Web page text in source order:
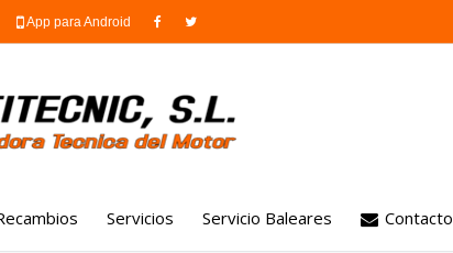
App para Android
Servicios Servicio Baleares Contacto